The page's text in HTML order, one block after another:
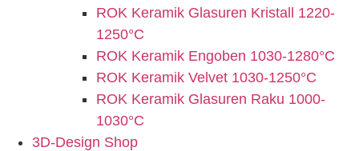
ROK Keramik Glasuren Kristall 1220-
1250°C
ROK Keramik Engoben 1030-1280°C
ROK Keramik Velvet 1030-1250°C
ROK Keramik Glasuren Raku 1000-
1030°C
3D-Design Shop